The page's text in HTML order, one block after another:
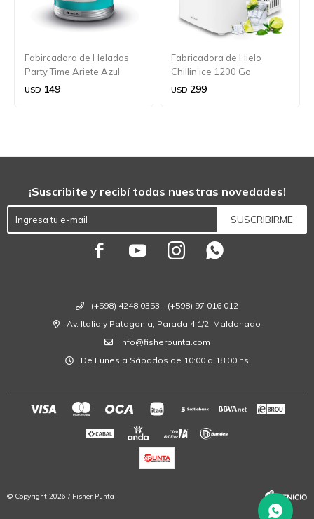
Fabircadora de Helados
Party Time Ariete Azul
USD 149
Fabricadora de Hielo
Chillin’ice 1200 Go
USD 299
(+598) 4248 0353 - (+598) 97 016 012
Av. Italia y Patagonia, Parada 4 1/2, Maldonado
info@fisherpunta.com
De Lunes a Sábados de 10:00 a 18:00 hs
¡Suscribite y recibí todas nuestras novedades!
SUSCRIBIRME
   
© Copyright 2026 / Fisher Punta